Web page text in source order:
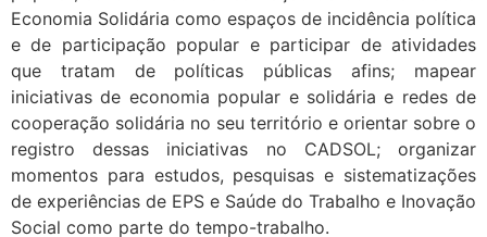
Economia Solidária como espaços de incidência política
e de participação popular e participar de atividades
que tratam de políticas públicas afins; mapear
iniciativas de economia popular e solidária e redes de
cooperação solidária no seu território e orientar sobre o
registro dessas iniciativas no CADSOL; organizar
momentos para estudos, pesquisas e sistematizações
de experiências de EPS e Saúde do Trabalho e Inovação
Social como parte do tempo-trabalho.